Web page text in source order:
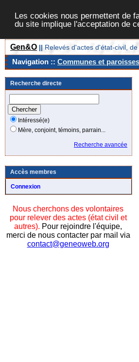
Les cookies nous permettent de
du site implique l'acceptation de
Gen&O || Relevés d'actes d'état-civil,
Navigation :: Communes et paroisses
Recherche directe
Intéressé(e)
Mère, conjoint, témoins, parrain...
Recherche avancée
Accès membres
Connexion
Nous cherchons des volontaires
pour relever des actes (état civil et
autres). Pour rejoindre l'équipe,
merci de nous contacter par mail via
contact@geneoweb.org